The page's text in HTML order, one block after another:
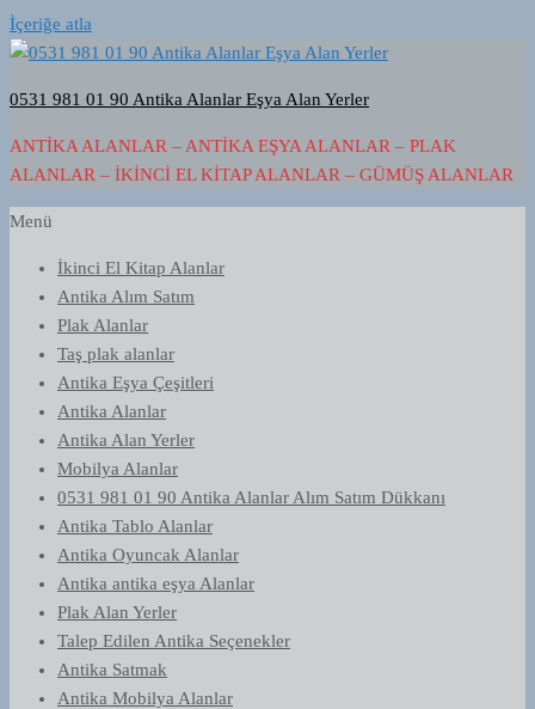
İçeriğe atla
0531 981 01 90 Antika Alanlar Eşya Alan Yerler
ANTIKA ALANLAR – ANTIKA EŞYA ALANLAR – PLAK
ALANLAR – İKINCI EL KITAP ALANLAR – GÜMÜŞ ALANLAR
Menü
İkinci El Kitap Alanlar
Antika Alım Satım
Plak Alanlar
Taş plak alanlar
Antika Eşya Çeşitleri
Antika Alanlar
Antika Alan Yerler
Mobilya Alanlar
0531 981 01 90 Antika Alanlar Alım Satım Dükkanı
Antika Tablo Alanlar
Antika Oyuncak Alanlar
Antika antika eşya Alanlar
Plak Alan Yerler
Talep Edilen Antika Seçenekler
Antika Satmak
Antika Mobilya Alanlar